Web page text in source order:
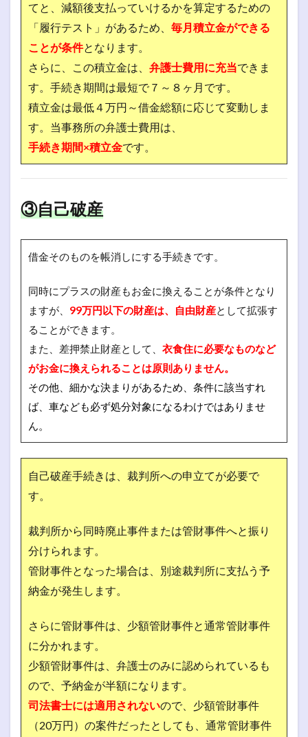
てと、減額後支払っていけるかを算定するための
「履行テスト」があるため、 毎月積立金ができる
ことが条件となります。
さらに、この積立金は、 弁護士費用に充当できま
す。 手続き期間は最短で７～８ヶ月です。
積立金は最低４万円～借金総額に応じて変動しま
す。 当事務所の弁護士費用は、
手続き期間×積立金です。
③自己破産
借金そのものを帳消しにする手続きです。
同時にプラスの財産もお金に換えることが条件となり
ますが、 99万円以下の財産は、自由財産として拡張す
ることができます。
また、差押禁止財産として、 衣食住に必要なものなど
がお金に換えられることは原則ありません。
その他、細かな決まりがあるため、条件に該当すれ
ば、車なども必ず処分対象になるわけではありませ
ん。
自己破産手続きは、裁判所への申立てが必要で
す。
裁判所から同時廃止事件または管財事件へと振り
分けられます。
管財事件となった場合は、別途裁判所に支払う予
納金が発生します。
さらに管財事件は、少額管財事件と通常管財事件
に分かれます。
少額管財事件は、弁護士のみに認められているも
ので、予納金が半額になります。
司法書士には適用されないので、少額管財事件
（20万円）の案件だったとしても、通常管財事件